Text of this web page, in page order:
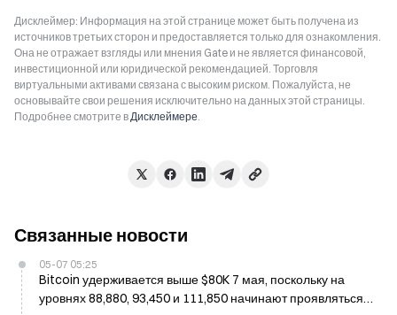
Дисклеймер: Информация на этой странице может быть получена из
источников третьих сторон и предоставляется только для ознакомления.
Она не отражает взгляды или мнения Gate и не является финансовой,
инвестиционной или юридической рекомендацией. Торговля
виртуальными активами связана с высоким риском. Пожалуйста, не
основывайте свои решения исключительно на данных этой страницы.
Подробнее смотрите вДисклеймере.
Связанные новости
05-07 05:25
Bitcoin удерживается выше $80K 7 мая, поскольку на
уровнях 88,880, 93,450 и 111,850 начинают проявляться